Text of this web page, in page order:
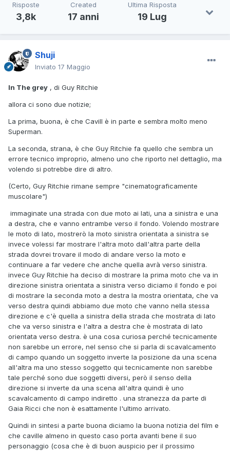
Risposte
3,8k
Created
17 anni
Ultima Risposta
19 Lug
Shuji
Inviato 17 Maggio
In The grey , di Guy Ritchie
allora ci sono due notizie;
La prima, buona, è che Cavill è in parte e sembra molto meno
Superman.
La seconda, strana, è che Guy Ritchie fa quello che sembra un
errore tecnico improprio, almeno uno che riporto nel dettaglio, ma
volendo si potrebbe dire di altro.
(Certo, Guy Ritchie rimane sempre "cinematograficamente
muscolare")
immaginate una strada con due moto ai lati, una a sinistra e una
a destra, che e vanno entrambe verso il fondo. Volendo mostrare
le moto di lato, mostrerò la moto sinistra orientata a sinistra se
invece volessi far mostrare l'altra moto dall'altra parte della
strada dovrei trovare il modo di andare verso la moto e
continuare a far vedere che anche quella avrà verso sinistra.
invece Guy Ritchie ha deciso di mostrare la prima moto che va in
direzione sinistra orientata a sinistra verso diciamo il fondo e poi
di mostrare la seconda moto a destra la mostra orientata, che va
verso destra quindi abbiamo due moto che vanno nella stessa
direzione e c'è quella a sinistra della strada che mostrata di lato
che va verso sinistra e l'altra a destra che è mostrata di lato
orientata verso destra. è una cosa curiosa perché tecnicamente
non sarebbe un errore, nel senso che si parla di scavalcamento
di campo quando un soggetto inverte la posizione da una scena
all'altra ma uno stesso soggetto qui tecnicamente non sarebbe
tale perché sono due soggetti diversi, però il senso della
direzione si inverte da una scena all'altra quindi è uno
scavalcamento di campo indiretto . una stranezza da parte di
Gaia Ricci che non è esattamente l'ultimo arrivato.
Quindi in sintesi a parte buona diciamo la buona notizia del film e
che caville almeno in questo caso porta avanti bene il suo
personaggio (cosa che è di buon auspicio per il prossimo